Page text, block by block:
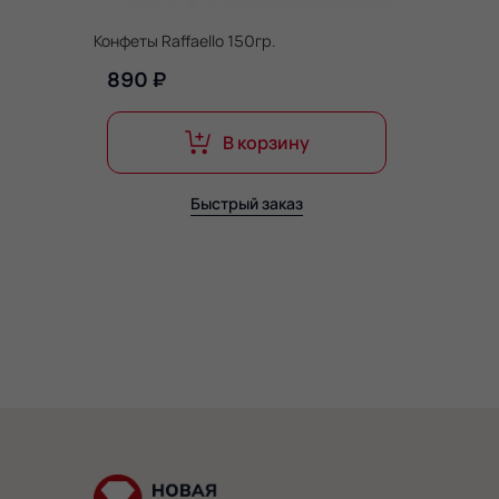
Конфеты Raffaello 150гр.
890 ₽
В корзину
Быстрый заказ